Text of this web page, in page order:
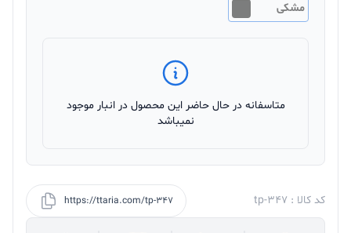
مشکی
متاسفانه در حال حاضر این محصول در انبار موجود
نمیباشد
کد کالا : tp-347 https://ttaria.com/tp-347